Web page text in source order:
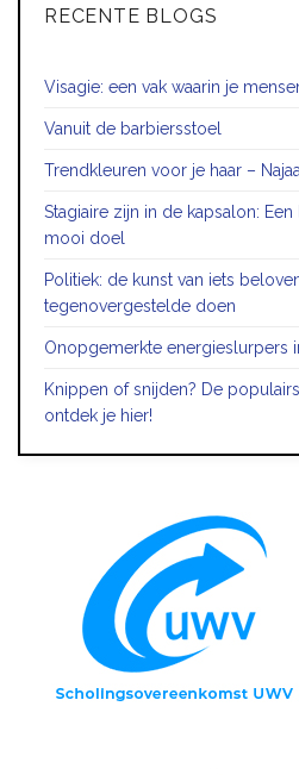
RECENTE BLOGS
Visagie: een vak waarin je
Vanuit de barbiersstoel
Trendkleuren voor je haar –
Stagiaire zijn in de kapsalon:
mooi doel
Politiek: de kunst van iets
tegenovergestelde doen
Onopgemerkte energieslurpers
Knippen of snijden? De
ontdek je hier!